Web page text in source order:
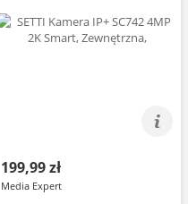
199,99 zł
Media Expert